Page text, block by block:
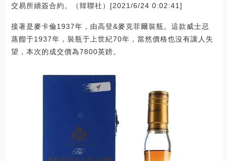
交易所續簽合約。（韓聯社）[2021/6/24 0:02:41]
接著是麥卡倫1937年，由高登&麥克菲爾裝瓶。這款威士忌
蒸餾于1937年，裝瓶于上世紀70年，當然價格也沒有讓人失
望，本次的成交價為7800英鎊。